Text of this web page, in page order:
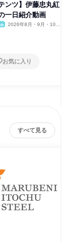
ンツ】伊藤忠丸紅
一日紹介動画
2026年8月・9月・10
お気に入り
すべて見る